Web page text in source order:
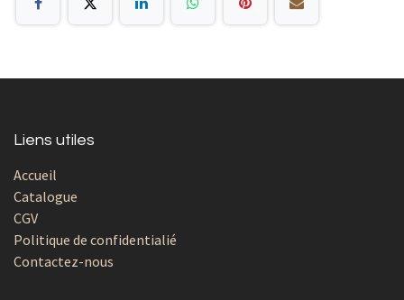
Liens utiles
Accueil
Catalogue
CGV
Politique de confidentialié
Contactez-nous